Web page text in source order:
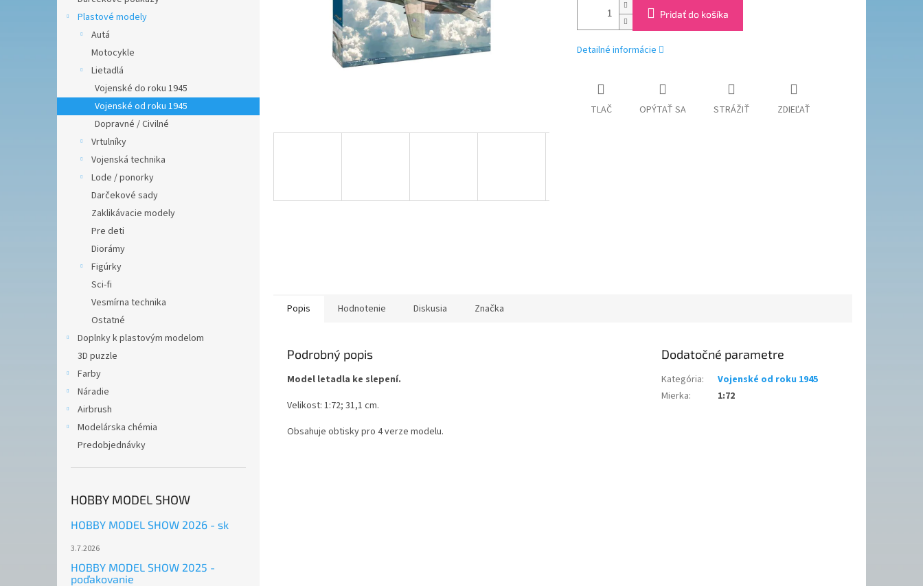
Plastové modely
Autá
Motocykle
Lietadlá
Vojenské do roku 1945
Vojenské od roku 1945
Dopravné / Civilné
Vrtulníky
Vojenská technika
Lode / ponorky
Darčekové sady
Zaklikávacie modely
Pre deti
Diorámy
Figúrky
Sci-fi
Vesmírna technika
Ostatné
Doplnky k plastovým modelom
3D puzzle
Farby
Náradie
Airbrush
Modelárska chémia
Predobjednávky
HOBBY MODEL SHOW
HOBBY MODEL SHOW 2026 - sk
3.7.2026
HOBBY MODEL SHOW 2025 -
poďakovanie
Pridať do košíka
Detailné informácie
TLAČ OPÝTAŤ SA STRÁŽIŤ ZDIEĽAŤ
Popis Hodnotenie Diskusia Značka
Podrobný popis
Model letadla ke slepení.
Velikost: 1:72; 31,1 cm.
Obsahuje obtisky pro 4 verze modelu.
Dodatočné parametre
Kategória:
Vojenské od roku 1945
Mierka: 1:72